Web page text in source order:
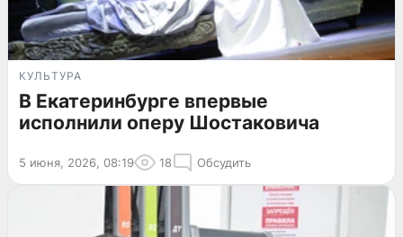
КУЛЬТУРА
В Екатеринбурге впервые
исполнили оперу Шостаковича
5 июня, 2026, 08:19 18 Обсудить